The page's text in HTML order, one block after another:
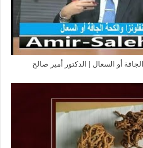
الجافة أو السعال | الدكتور أمير صالح